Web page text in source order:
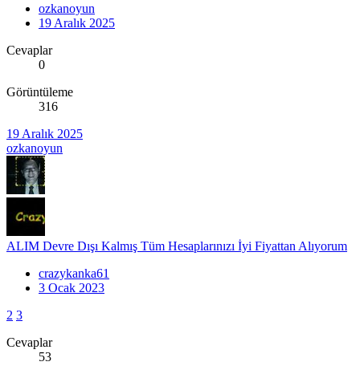
ozkanoyun
19 Aralık 2025
Cevaplar
0
Görüntüleme
316
19 Aralık 2025
ozkanoyun
ALIM Devre Dışı Kalmış Tüm Hesaplarınızı İyi Fiyattan Alıyorum
crazykanka61
3 Ocak 2023
2 3
Cevaplar
53